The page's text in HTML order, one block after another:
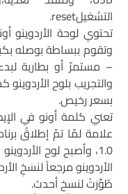
التشغيلreset.
تحتوي لوحة الأردوينو
– مستمرّ أو بطارية
والتجريب بلوح
بسعر رخيص.
تعني كلمة أونو في
الأردوينو مرجعاً لنسَخِ
طُوِّرَتْ لنسخ أحدث.